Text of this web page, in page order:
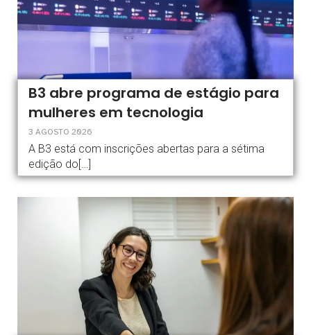
B3 abre programa de estágio para
mulheres em tecnologia
3 AGOSTO 2026
A B3 está com inscrições abertas para a sétima
edição do[…]